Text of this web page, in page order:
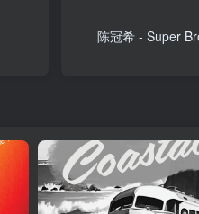
陈冠希 - Super